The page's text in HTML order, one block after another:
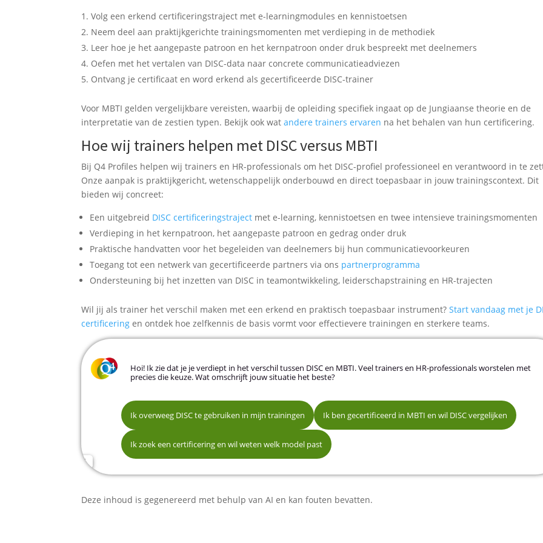
Volg een erkend certificeringstraject met e-learningmodules en kennistoetsen
Neem deel aan praktijkgerichte trainingsmomenten met verdieping in de methodiek
Leer hoe je het aangepaste patroon en het kernpatroon onder druk bespreekt met deelnemers
Oefen met het vertalen van DISC-data naar concrete communicatieadviezen
Ontvang je certificaat en word erkend als gecertificeerde DISC-trainer
Voor MBTI gelden vergelijkbare vereisten, waarbij de opleiding specifiek ingaat op de Jungiaanse theorie en de
interpretatie van de zestien typen. Bekijk ook watandere trainers ervaren na het behalen van hun certificering.
Hoe wij trainers helpen met DISC versus MBTI
Bij Q4 Profiles helpen wij trainers en HR-professionals om het DISC-profiel professioneel en verantwoord in te
Onze aanpak is praktijkgericht, wetenschappelijk onderbouwd en direct toepasbaar in jouw trainingscontext. Dit
bieden wij concreet:
Een uitgebreid DISC certificeringstraject met e-learning, kennistoetsen en twee intensieve trainingsmomenten
Verdieping in het kernpatroon, het aangepaste patroon en gedrag onder druk
Praktische handvatten voor het begeleiden van deelnemers bij hun communicatievoorkeuren
Toegang tot een netwerk van gecertificeerde partners via ons partnerprogramma
Ondersteuning bij het inzetten van DISC in teamontwikkeling, leiderschapstraining en HR-trajecten
Wil jij als trainer het verschil maken met een erkend en praktisch toepasbaar instrument?Start vandaag met je
certificering en ontdek hoe zelfkennis de basis vormt voor effectievere trainingen en sterkere teams.
Hoi! Ik zie dat je je verdiept in het verschil tussen DISC en MBTI. Veel trainers en HR-professionals worstelen met
precies die keuze. Wat omschrijft jouw situatie het beste?
Ik overweeg DISC te gebruiken in mijn trainingen Ik ben gecertificeerd in MBTI en wil DISC vergelijken
Ik zoek een certificering en wil weten welk model past
Naam
Deze inhoud is gegenereerd met behulp van AI en kan fouten bevatten.